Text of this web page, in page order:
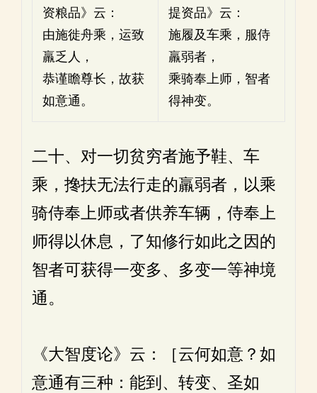
资粮品》云：
由施徙舟乘，运致
羸乏人，
恭谨瞻尊长，故获
如意通。
提资品》云：
施履及车乘，服侍
羸弱者，
乘骑奉上师，智者
得神变。
二十、对一切贫穷者施予鞋、车
乘，搀扶无法行走的羸弱者，以乘
骑侍奉上师或者供养车辆，侍奉上
师得以休息，了知修行如此之因的
智者可获得一变多、多变一等神境
通。
《大智度论》云：［云何如意？如
意通有三种：能到、转变、圣如